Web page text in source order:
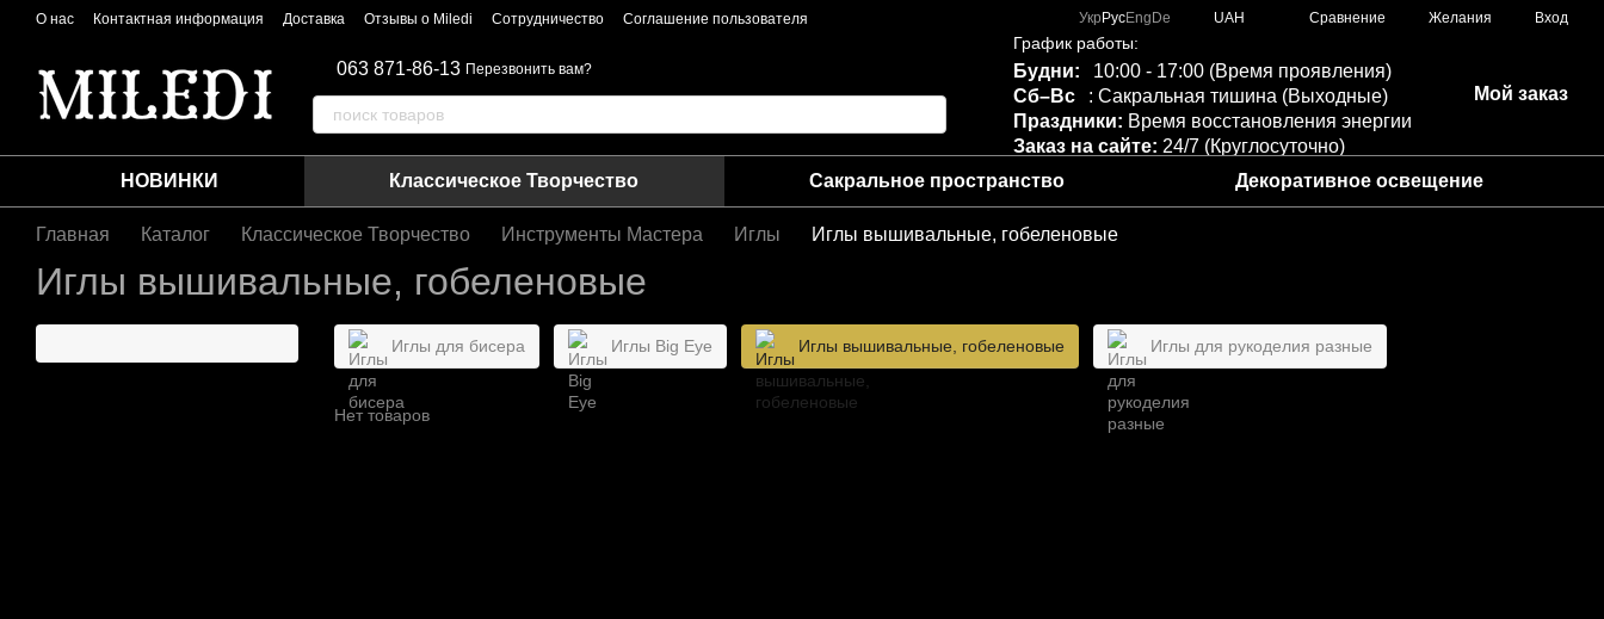
Перейти к основному контенту
О нас Контактная информация Доставка Отзывы о Miledi Сотрудничество Соглашение пользователя Укр РусEng De UAH Сравнение Желания Вход
063 871-86-13 Перезвонить вам?
График работы:
Будни:
10:00 - 17:00 (Время проявления)
Сб–Вс
: Сакральная тишина (Выходные)
Праздники: Время восстановления энергии
Заказ на сайте: 24/7 (Круглосуточно)
Мой заказ
НОВИНКИ Классическое Творчество Сакральное пространство Декоративное освещение
Главная Каталог Классическое Творчество Инструменты Мастера Иглы Иглы вышивальные, гобеленовые
Иглы вышивальные, гобеленовые
Иглы для бисера Иглы Big Eye Иглы вышивальные, гобеленовые Иглы для рукоделия разные
Нет товаров